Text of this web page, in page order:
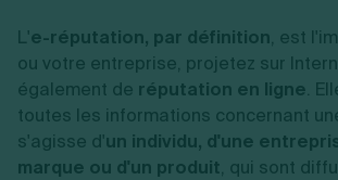
Création d'entreprise
L'e-réputation, par définition, est
ou votre entreprise, projetez sur
également de réputation en ligne.
toutes les informations concernant
s'agisse d'un individu, d'une
marque ou d'un produit, qui sont